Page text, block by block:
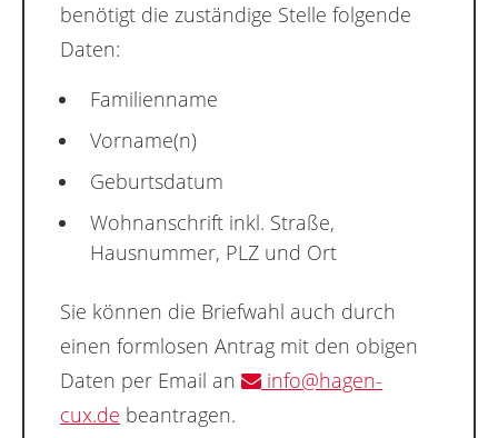
benötigt die zuständige Stelle folgende
Daten:
Familienname
Vorname(n)
Geburtsdatum
Wohnanschrift inkl. Straße,
Hausnummer, PLZ und Ort
Sie können die Briefwahl auch durch
einen formlosen Antrag mit den obigen
Daten per Email an
info@hagen-
cux.de beantragen.